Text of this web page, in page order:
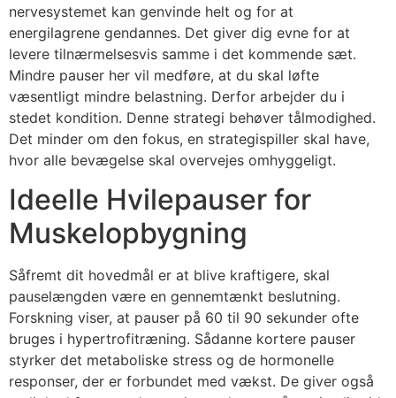
nervesystemet kan genvinde helt og for at
energilagrene gendannes. Det giver dig evne for at
levere tilnærmelsesvis samme i det kommende sæt.
Mindre pauser her vil medføre, at du skal løfte
væsentligt mindre belastning. Derfor arbejder du i
stedet kondition. Denne strategi behøver tålmodighed.
Det minder om den fokus, en strategispiller skal have,
hvor alle bevægelse skal overvejes omhyggeligt.
Ideelle Hvilepauser for
Muskelopbygning
Såfremt dit hovedmål er at blive kraftigere, skal
pauselængden være en gennemtænkt beslutning.
Forskning viser, at pauser på 60 til 90 sekunder ofte
bruges i hypertrofitræning. Sådanne kortere pauser
styrker det metaboliske stress og de hormonelle
responser, der er forbundet med vækst. De giver også